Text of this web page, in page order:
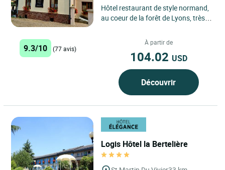
Hôtel restaurant de style normand,
au coeur de la forêt de Lyons, très
Etablissement...
9.3/10 (77 avis)
À partir de
104.02 USD
Découvrir
Logis Hôtel la Bertelière